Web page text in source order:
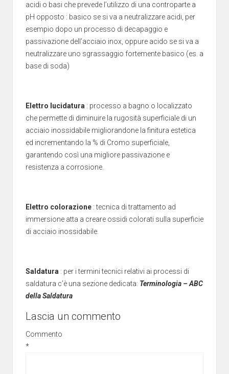
acidi o basi che prevede l’utilizzo di una controparte a
pH opposto : basico se si va a neutralizzare acidi, per
esempio dopo un processo di decapaggio e
passivazione dell’acciaio inox, oppure acido se si va a
neutralizzare uno sgrassaggio fortemente basico (es. a
base di soda)
Elettro lucidatura : processo a bagno o localizzato
che permette di diminuire la rugosità superficiale di un
acciaio inossidabile migliorandone la finitura estetica
ed incrementando la % di Cromo superficiale,
garantendo così una migliore passivazione e
resistenza a corrosione.
Elettro colorazione : tecnica di trattamento ad
immersione atta a creare ossidi colorati sulla superficie
di acciaio inossidabile.
Saldatura : per i termini tecnici relativi ai processi di
saldatura c’è una sezione dedicata: Terminologia – ABC
della Saldatura
Lascia un commento
Commento
*